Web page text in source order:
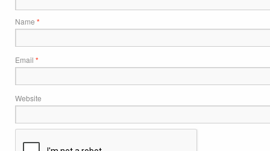
Name *
Email *
Website